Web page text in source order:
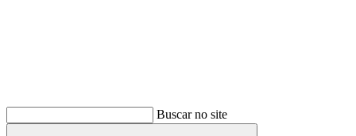
Buscar no site